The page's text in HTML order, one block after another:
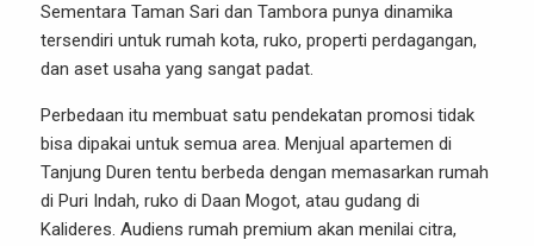
Sementara Taman Sari dan Tambora punya dinamika
tersendiri untuk rumah kota, ruko, properti perdagangan,
dan aset usaha yang sangat padat.
Perbedaan itu membuat satu pendekatan promosi tidak
bisa dipakai untuk semua area. Menjual apartemen di
Tanjung Duren tentu berbeda dengan memasarkan rumah
di Puri Indah, ruko di Daan Mogot, atau gudang di
Kalideres. Audiens rumah premium akan menilai citra,